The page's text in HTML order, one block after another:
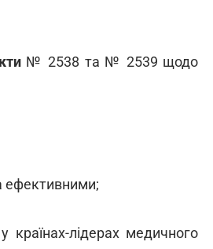
№ 2538 та № 2539 щодо
ефективними;
країнах-лідерах медичного